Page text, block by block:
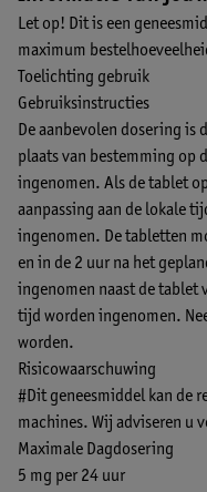
Let op! Dit is een
maximum
Toelichting gebruik
Gebruiksinstructies
De aanbevolen dosering is
plaats van bestemming
ingenomen. Als de tablet
aanpassing aan de lokale
ingenomen. De tabletten
en in de 2 uur na het
ingenomen naast de tablet
tijd worden ingenomen.
worden.
Risicowaarschuwing
#Dit geneesmiddel kan de
machines. Wij adviseren u
Maximale Dagdosering
5 mg per 24 uur